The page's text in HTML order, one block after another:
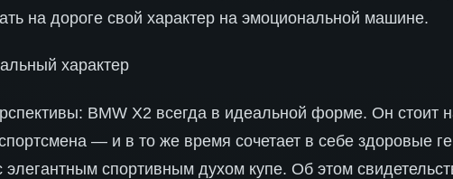
на дороге свой характер на эмоциональной машине.
характер
BMW X2 всегда в идеальной форме. Он стоит
— и в то же время сочетает в себе здоровые
элегантным спортивным духом купе. Об этом